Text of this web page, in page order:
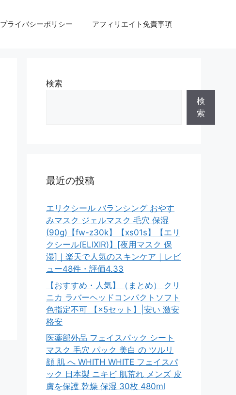
プライバシーポリシー アフィリエイト免責事項
検索
検
索
最近の投稿
エリクシール バランシング おやす
みマスク ジェルマスク 毛穴 保湿
(90g)【fw-z30k】【xs01s】【エリ
クシール(ELIXIR)】[夜用マスク 保
湿]｜楽天で人気のスキンケア｜レビ
ュー48件・評価4.33
【おすすめ・人気】（まとめ） クリ
ニカ ラバーヘッドコンパクトソフト
色指定不可 【×5セット】|安い 激安
格安
医薬部外品 フェイスパック シート
マスク 毛穴 パック 美白 の ツルリ
顔 肌 へ WHITH WHITE フェイスパ
ック 日本製 ニキビ 肌荒れ メンズ 皮
膚を保護 乾燥 保湿 30枚 480ml